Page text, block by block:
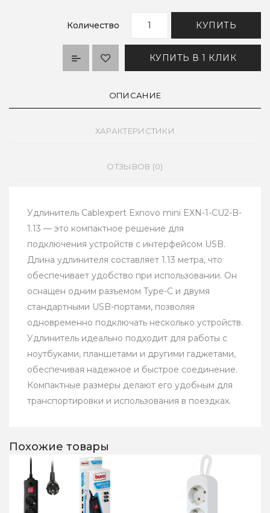
Количество КУПИТЬ
КУПИТЬ В 1 КЛИК
ОПИСАНИЕ
ХАРАКТЕРИСТИКИ
ОТЗЫВОВ (0)
Удлинитель Cablexpert Exnovo mini EXN-1-CU2-B-
1.13 — это компактное решение для
подключения устройств с интерфейсом USB.
Длина удлинителя составляет 1.13 метра, что
обеспечивает удобство при использовании. Он
оснащен одним разъемом Type-C и двумя
стандартными USB-портами, позволяя
одновременно подключать несколько устройств.
Удлинитель идеально подходит для работы с
ноутбуками, планшетами и другими гаджетами,
обеспечивая надежное и быстрое соединение.
Компактные размеры делают его удобным для
транспортировки и использования в поездках.
Похожие товары